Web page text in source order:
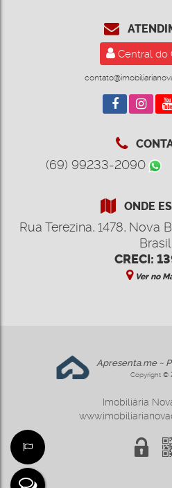
Central do
(69) 99233-2090
ONDE
Rua Terezina, 1478, Nova
Brasil
CRECI:
Ver no
Apresenta.me ~
Copyright ©
Imobiliária